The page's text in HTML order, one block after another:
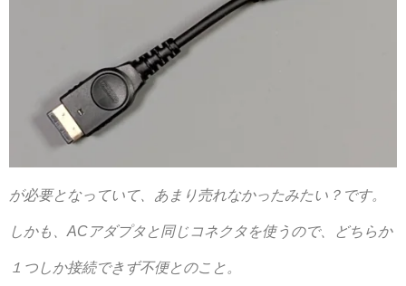
が必要となっていて、 あまり売れなかったみたい？です。
しかも、ACアダプタと同じコネクタを使うので、どちらか
１つしか接続できず不便とのこと。